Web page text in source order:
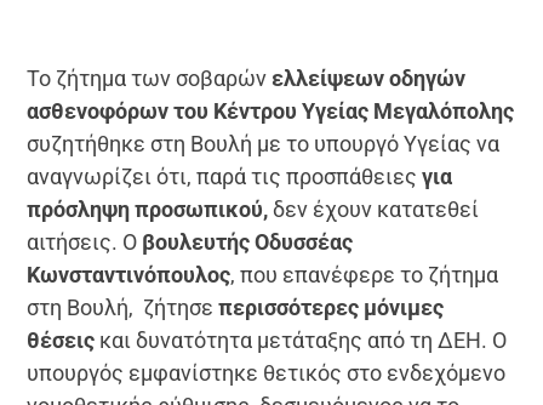
Το ζήτημα των σοβαρών ελλείψεων οδηγών
ασθενοφόρων του Κέντρου Υγείας Μεγαλόπολης
συζητήθηκε στη Βουλή με το υπουργό Υγείας να
αναγνωρίζει ότι, παρά τις προσπάθειες για
πρόσληψη προσωπικού, δεν έχουν κατατεθεί
αιτήσεις. Ο βουλευτής Οδυσσέας
Κωνσταντινόπουλος, που επανέφερε το ζήτημα
στη Βουλή, ζήτησεπερισσότερες μόνιμες
θέσεις και δυνατότητα μετάταξης από τη ΔΕΗ. Ο
υπουργός εμφανίστηκε θετικός στο ενδεχόμενο